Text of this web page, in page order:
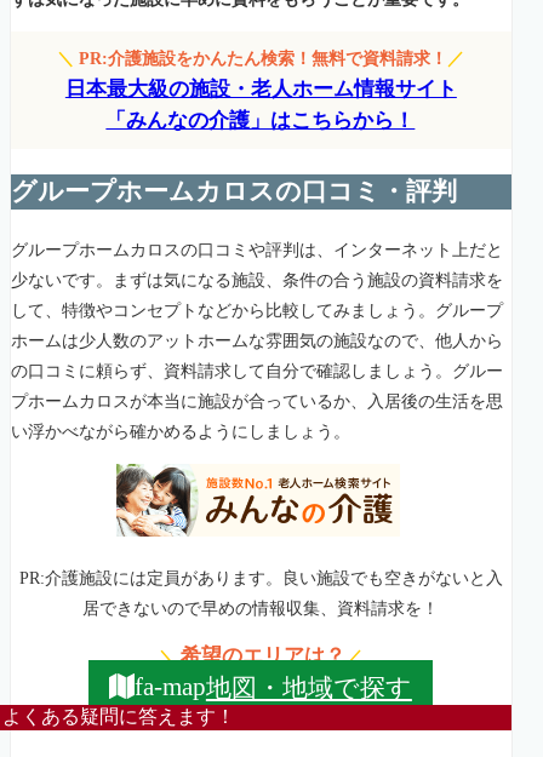
＼PR:介護施設をかんたん検索！無料で資料請求！ ／
日本最大級の施設・老人ホーム情報サイト
「みんなの介護」はこちらから！
グループホームカロスの口コミ・評判
グループホームカロスの口コミや評判は、インターネット上だと
少ないです。まずは気になる施設、条件の合う施設の資料請求を
して、特徴やコンセプトなどから比較してみましょう。グループ
ホームは少人数のアットホームな雰囲気の施設なので、他人から
の口コミに頼らず、資料請求して自分で確認しましょう。グルー
プホームカロスが本当に施設が合っているか、入居後の生活を思
い浮かべながら確かめるようにしましょう。
PR:介護施設には定員があります。良い施設でも空きがないと入
居できないので早めの情報収集、資料請求を！
＼希望のエリアは？／
fa-map地図・地域で探す
よくある疑問に答えます！